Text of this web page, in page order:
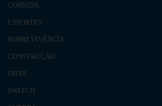
CORRIDA
ESPORTES
SOBREVIVÊNCIA
CONSTRUÇÃO
INDIE
SWITCH